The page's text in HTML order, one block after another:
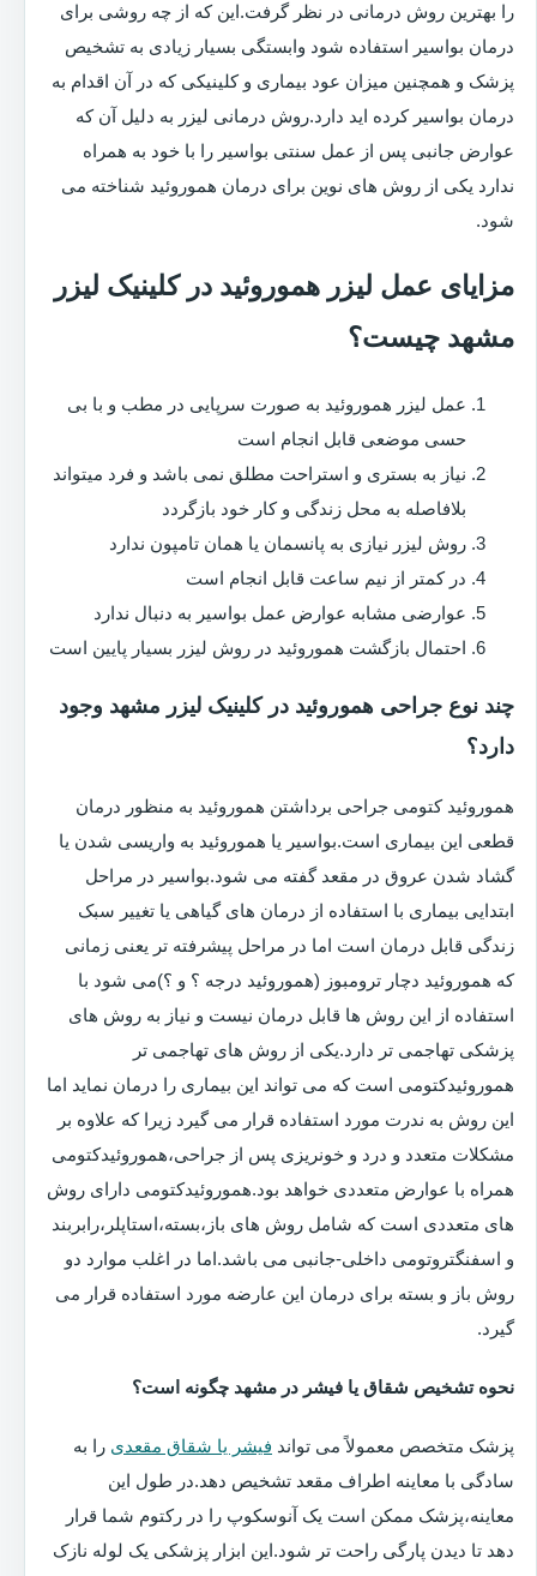
را بهترین روش درمانی در نظر گرفت.این که از چه روشی برای
درمان بواسیر استفاده شود وابستگی بسیار زیادی به تشخیص
پزشک و همچنین میزان عود بیماری و کلینیکی که در آن اقدام به
درمان بواسیر کرده اید دارد.روش درمانی لیزر به دلیل آن که
عوارض جانبی پس از عمل سنتی بواسیر را با خود به همراه
ندارد یکی از روش های نوین برای درمان هموروئید شناخته می
شود.
مزایای عمل لیزر هموروئید در کلینیک لیزر
مشهد چیست؟
عمل لیزر هموروئید به صورت سرپایی در مطب و با بی
حسی موضعی قابل انجام است
نیاز به بستری و استراحت مطلق نمی باشد و فرد میتواند
بلافاصله به محل زندگی و کار خود بازگردد
روش لیزر نیازی به پانسمان یا همان تامپون ندارد
در کمتر از نیم ساعت قابل انجام است
عوارضی مشابه عوارض عمل بواسیر به دنبال ندارد
احتمال بازگشت هموروئید در روش لیزر بسیار پایین است
چند نوع جراحی هموروئید در کلینیک لیزر مشهد وجود
دارد؟
هموروئید کتومی جراحی برداشتن هموروئید به منظور درمان
قطعی این بیماری است.بواسیر یا هموروئید به واریسی شدن یا
گشاد شدن عروق در مقعد گفته می شود.بواسیر در مراحل
ابتدایی بیماری با استفاده از درمان های گیاهی یا تغییر سبک
زندگی قابل درمان است اما در مراحل پیشرفته تر یعنی زمانی
که هموروئید دچار ترومبوز (هموروئید درجه ؟ و ؟)می شود با
استفاده از این روش ها قابل درمان نیست و نیاز به روش های
پزشکی تهاجمی تر دارد.یکی از روش های تهاجمی تر
هموروئیدکتومی است که می تواند این بیماری را درمان نماید اما
این روش به ندرت مورد استفاده قرار می گیرد زیرا که علاوه بر
مشکلات متعدد و درد و خونریزی پس از جراحی،هموروئیدکتومی
همراه با عوارض متعددی خواهد بود.هموروئیدکتومی دارای روش
های متعددی است که شامل روش های باز،بسته،استاپلر،رابربند
و اسفنگتروتومی داخلی-جانبی می باشد.اما در اغلب موارد دو
روش باز و بسته برای درمان این عارضه مورد استفاده قرار می
گیرد.
نحوه تشخیص شقاق یا فیشر در مشهد چگونه است؟
پزشک متخصص معمولاً می تواند فیشر یا شقاق مقعدی را به
سادگی با معاینه اطراف مقعد تشخیص دهد.در طول این
معاینه،پزشک ممکن است یک آنوسکوپ را در رکتوم شما قرار
دهد تا دیدن پارگی راحت تر شود.این ابزار پزشکی یک لوله نازک